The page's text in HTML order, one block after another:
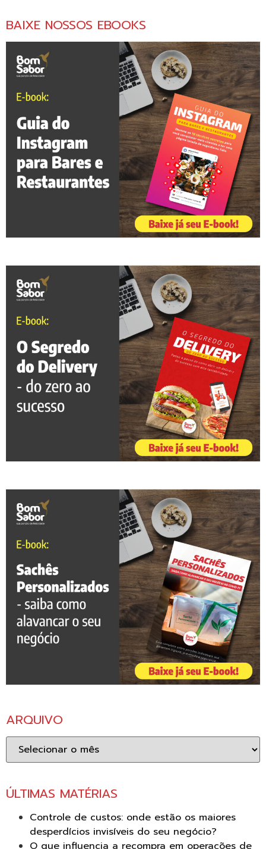
BAIXE NOSSOS EBOOKS
ARQUIVO
Arquivo
ÚLTIMAS MATÉRIAS
Controle de custos: onde estão os maiores
desperdícios invisíveis do seu negócio?